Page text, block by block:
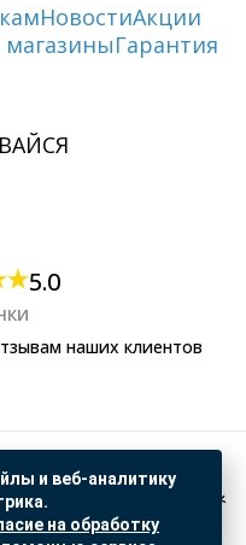
НовостиАкции
Гарантия
5.0
наших клиентов
данных
Яндекс Метрика
не является публичной
и веб-аналитику
на обработку